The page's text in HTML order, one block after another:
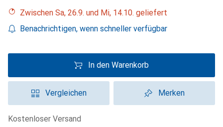
Zwischen Sa, 26.9. und Mi, 14.10. geliefert
Benachrichtigen, wenn schneller verfügbar
In den Warenkorb
Vergleichen Merken
kostenloser Versand